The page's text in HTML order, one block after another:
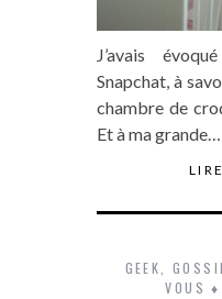
J’avais
Snapchat, à
chambre de
Et à ma grande…
GEEK,
VOUS